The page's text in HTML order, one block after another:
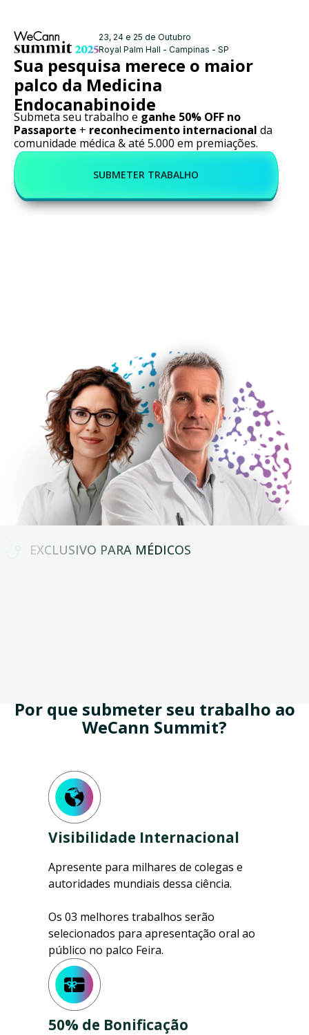
23, 24 e 25 de Outubro
Royal Palm Hall - Campinas - SP
Sua pesquisa merece o maior
palco da Medicina
Endocanabinoide
Submeta seu trabalho e ganhe 50% OFF no
Passaporte + reconhecimento internacional da
comunidade médica & até 5.000 em premiações.
SUBMETER TRABALHO
EXCLUSIVO PARA MÉDICOS
Por que submeter seu trabalho ao
WeCann Summit?
Visibilidade Internacional
Apresente para milhares de colegas e
autoridades mundiais dessa ciência.
Os 03 melhores trabalhos serão
selecionados para apresentação oral ao
público no palco Feira.
50% de Bonificação